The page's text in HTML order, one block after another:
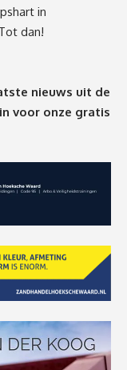
in
dan!
nieuws uit de
in voor onze gratis